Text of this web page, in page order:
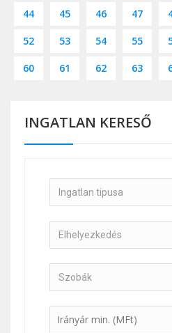
44 45 46 47
52 53 54 55
60 61 62 63
INGATLAN KERESŐ
Ingatlan tipusa
Elhelyezkedés
Szobák